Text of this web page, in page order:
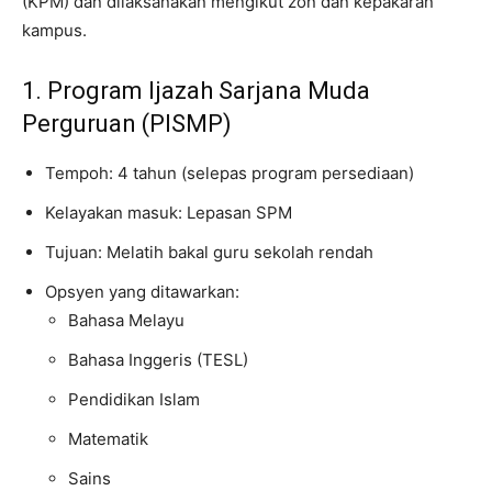
kampus.
1. Program Ijazah Sarjana Muda
Perguruan (PISMP)
Tempoh: 4 tahun (selepas program persediaan)
Kelayakan masuk: Lepasan SPM
Tujuan: Melatih bakal guru sekolah rendah
Opsyen yang ditawarkan:
Bahasa Melayu
Bahasa Inggeris (TESL)
Pendidikan Islam
Matematik
Sains